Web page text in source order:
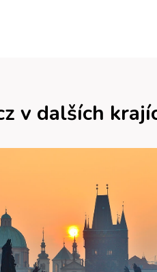
v dalších